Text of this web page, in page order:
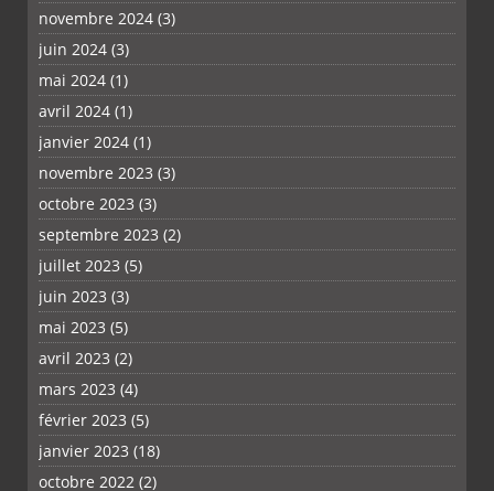
novembre 2024 (3)
juin 2024 (3)
mai 2024 (1)
avril 2024 (1)
janvier 2024 (1)
novembre 2023 (3)
octobre 2023 (3)
septembre 2023 (2)
juillet 2023 (5)
juin 2023 (3)
mai 2023 (5)
avril 2023 (2)
mars 2023 (4)
février 2023 (5)
janvier 2023 (18)
octobre 2022 (2)